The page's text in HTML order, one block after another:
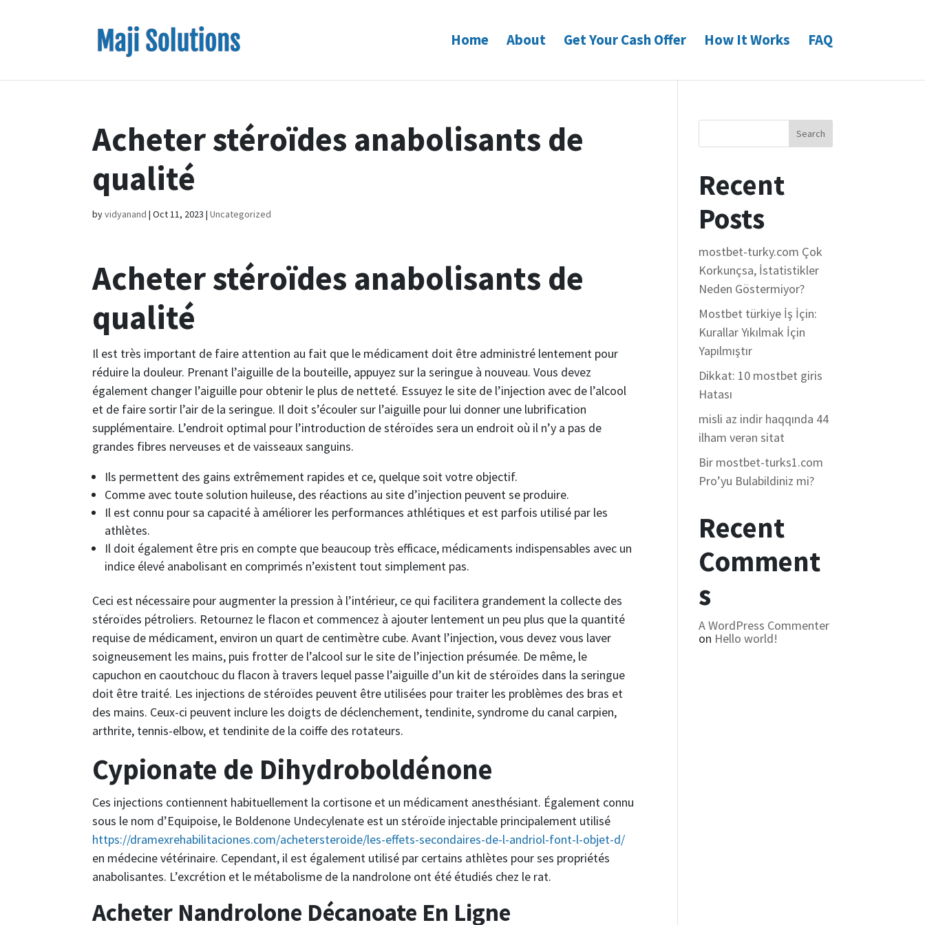
Home About Get Your Cash Offer How It Works FAQ
Acheter stéroïdes anabolisants de
qualité
byvidyanand |Oct 11, 2023 |Uncategorized
Acheter stéroïdes anabolisants de
qualité
Il est très important de faire attention au fait que le médicament doit être administré lentement pour
réduire la douleur. Prenant l’aiguille de la bouteille, appuyez sur la seringue à nouveau. Vous devez
également changer l’aiguille pour obtenir le plus de netteté. Essuyez le site de l’injection avec de l’alcool
et de faire sortir l’air de la seringue. Il doit s’écouler sur l’aiguille pour lui donner une lubrification
supplémentaire. L’endroit optimal pour l’introduction de stéroïdes sera un endroit où il n’y a pas de
grandes fibres nerveuses et de vaisseaux sanguins.
Ils permettent des gains extrêmement rapides et ce, quelque soit votre objectif.
Comme avec toute solution huileuse, des réactions au site d’injection peuvent se produire.
Il est connu pour sa capacité à améliorer les performances athlétiques et est parfois utilisé par les
athlètes.
Il doit également être pris en compte que beaucoup très efficace, médicaments indispensables avec un
indice élevé anabolisant en comprimés n’existent tout simplement pas.
Ceci est nécessaire pour augmenter la pression à l’intérieur, ce qui facilitera grandement la collecte des
stéroïdes pétroliers. Retournez le flacon et commencez à ajouter lentement un peu plus que la quantité
requise de médicament, environ un quart de centimètre cube. Avant l’injection, vous devez vous laver
soigneusement les mains, puis frotter de l’alcool sur le site de l’injection présumée. De même, le
capuchon en caoutchouc du flacon à travers lequel passe l’aiguille d’un kit de stéroïdes dans la seringue
doit être traité. Les injections de stéroïdes peuvent être utilisées pour traiter les problèmes des bras et
des mains. Ceux-ci peuvent inclure les doigts de déclenchement, tendinite, syndrome du canal carpien,
arthrite, tennis-elbow, et tendinite de la coiffe des rotateurs.
Cypionate de Dihydroboldénone
Ces injections contiennent habituellement la cortisone et un médicament anesthésiant. Également connu
sous le nom d’Equipoise, le Boldenone Undecylenate est un stéroïde injectable principalement utilisé
https://dramexrehabilitaciones.com/achetersteroide/les-effets-secondaires-de-l-andriol-font-l-objet-d/
en médecine vétérinaire. Cependant, il est également utilisé par certains athlètes pour ses propriétés
anabolisantes. L’excrétion et le métabolisme de la nandrolone ont été étudiés chez le rat.
Acheter Nandrolone Décanoate En Ligne
Search
Recent
Posts
mostbet-turky.com Çok
Korkunçsa, İstatistikler
Neden Göstermiyor?
Mostbet türkiye İş İçin:
Kurallar Yıkılmak İçin
Yapılmıştır
Dikkat: 10 mostbet giris
Hatası
misli az indir haqqında 44
ilham verən sitat
Bir mostbet-turks1.com
Pro’yu Bulabildiniz mi?
Recent
Comment
s
A WordPress Commenter
on Hello world!